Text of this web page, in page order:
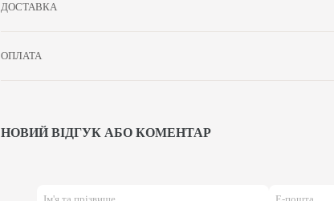
ДОСТАВКА
ОПЛАТА
НОВИЙ ВІДГУК АБО КОМЕНТАР